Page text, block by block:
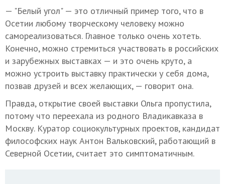
— "Белый угол" — это отличный пример того, что в
Осетии любому творческому человеку можно
самореализоваться. Главное только очень хотеть.
Конечно, можно стремиться участвовать в российских
и зарубежных выставках — и это очень круто, а
можно устроить выставку практически у себя дома,
позвав друзей и всех желающих, — говорит она.
Правда, открытие своей выставки Ольга пропустила,
потому что переехала из родного Владикавказа в
Москву. Куратор социокультурных проектов, кандидат
философских наук Антон Вальковский, работающий в
Северной Осетии, считает это симптоматичным.